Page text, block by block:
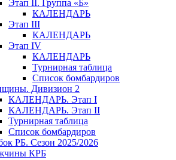
Этап II. Группа «Б»
КАЛЕНДАРЬ
Этап III
КАЛЕНДАРЬ
Этап IV
КАЛЕНДАРЬ
Турнирная таблица
Список бомбардиров
Дивизион 2
КАЛЕНДАРЬ. Этап I
КАЛЕНДАРЬ. Этап II
Турнирная таблица
Список бомбардиров
РБ. Сезон 2025/2026
КРБ